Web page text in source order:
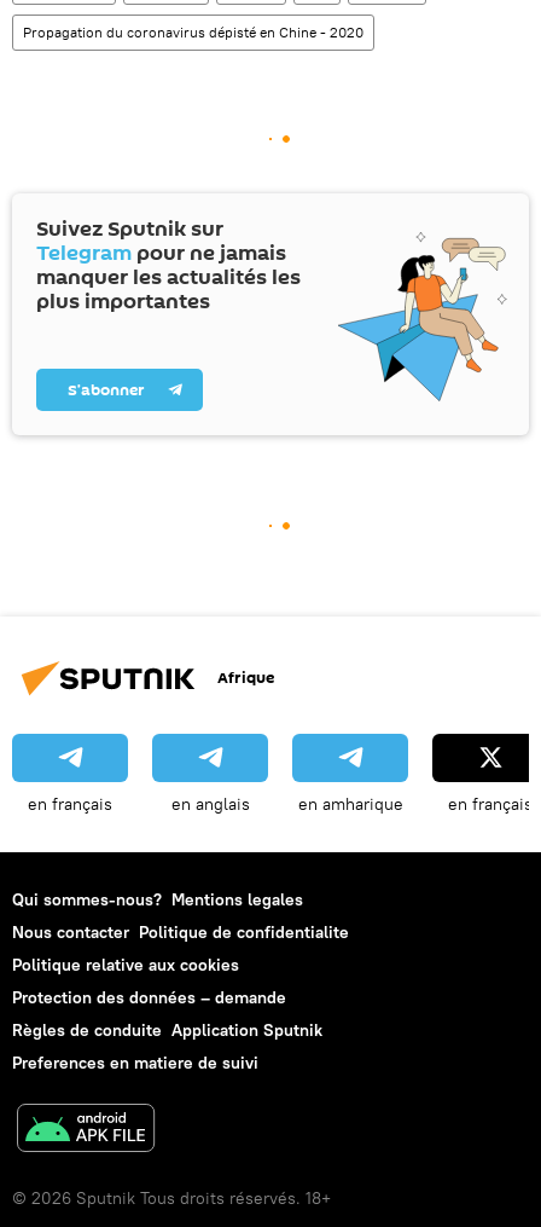
Propagation du coronavirus dépisté en Chine - 2020
Suivez Sputnik sur
Telegram pour ne jamais
manquer les actualités les
plus importantes
S’abonner
Afrique
en français en anglais en amharique en français
Qui sommes-nous? Mentions legales
Nous contacter Politique de confidentialite
Politique relative aux cookies
Protection des données – demande
Règles de conduite Application Sputnik
Preferences en matiere de suivi
© 2026 Sputnik Tous droits réservés. 18+